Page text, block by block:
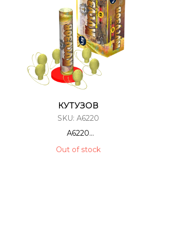
КУТУЗОВ
SKU: А6220
А6220
12 ЗАРЯДОВ / 1,75 КАЛИБР
Out of stock